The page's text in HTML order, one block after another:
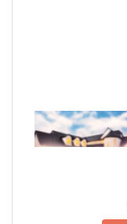
1 x CE NU-TI
VORBESC